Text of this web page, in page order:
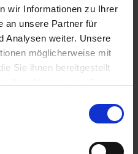
wir Informationen zu Ihrer
an unsere Partner für
Analysen weiter. Unsere
möglicherweise mit
Sie ihnen bereitgestellt
DIN 985
ab Mittwoch, 12.